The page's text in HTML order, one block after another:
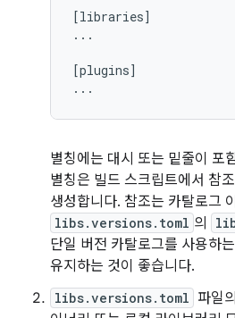
[libraries]
...
[plugins]
별칭에는 대시 또는 밑줄이 포
별칭은 빌드 스크립트에서 참
생성합니다. 참조는 카탈로그
libs.versions.toml 의
단일 버전 카탈로그를 사용하
유지하는 것이 좋습니다.
libs.versions.toml 파일의